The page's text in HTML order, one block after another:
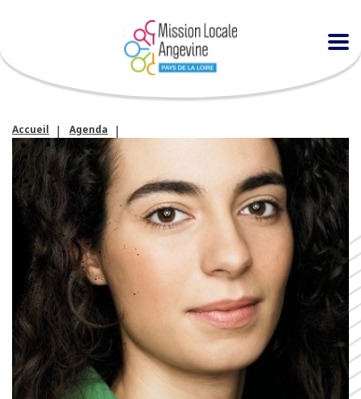
Accueil
Agenda
Réunion de présentation pour découvrir la Promo 16-18 ans